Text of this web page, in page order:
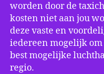
worden door de
kosten niet aan jou
deze vaste en
iedereen mogelijk
best mogelijke
regio.